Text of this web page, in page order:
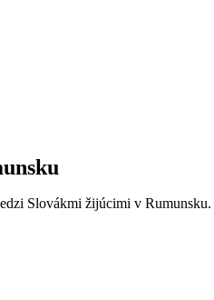
Slovákmi žijúcimi v Rumunsku.